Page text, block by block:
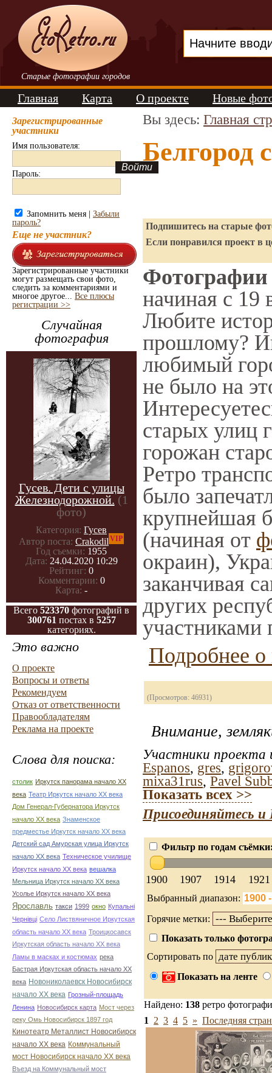
Старые фотографии городов
Главная Карта О проекте Новые
Зарегистрированные
участники
Имя пользователя:
Пароль:
Запомнить меня | Забыли
пароль?
Еще не участник?
Зарегистрированные участники
могут размещать свои фото,
следить за комментариями и
многое другое... Все плюсы
регистрации >>
Случайная
фотография
Гусев. Дети с улицы
Железнодорожной. (1
фото)
Категория: Гусев
Автор поста: Crakodil VIP
Год съемки: 1955
Дата: 24.04.2020 10:29
Рейтинг: 0
Комментарии: 0
Карта: -
Всего 523370 фотографий в
300761 постах в 5257
категориях.
Это важно
О проекте
Вопросы и ответы
Рекомендуем
Отказ от ответственности
Правообладателям
Реклама на проекте
Слова для поиска:
столик Иркутск панорама начало ХХ
века Театр Иркутск начало ХХ века
Дом Генерал-Губернатора Иркутск
начало ХХ века Знаменское
предместье Иркутск начало ХХ века
Детский сад Амурская улица Иркутск
начало ХХ века Техническое училище
Иркутск начало ХХ века вешалка
Мельница Иркутск начало ХХ века
Усолье Иркутск начало ХХ века
Ярославль такси 1999 окно Купальні
Чернівці Село Листвяничное Иркутская
область начало ХХ века Троицкосавск
Иркутская область начало ХХ века
Ламы в масках и костюмах река
Бастрая Иркутская область начало ХХ
века Новониколаевск Новосибирск
начало ХХ века Грозный-площадь
Ленина Новосибирск карта Мост через
реку Омь Новосибирск 1897 год
Кинотеатр Металлист Новосибирск
начало ХХ века Коммунальный
мост Новосибирск начало ХХ века
Въезд на Коммунальный мост
Вы здесь: Главная
Белгород
Подпишитесь на старые
Если понравился проект в
Фотографии
начиная с 19
Любите
прошлому?
любимый
не было на
старых улиц
горожан
Ретро
было
крупнейшая
(начиная от
окраин),
заканчивая
других
участниками
Подробнее о
(Просмотров: 46931)
Внимание,
Участники проекта
Espanos, gres,
mixa31rus, Pavel
Показать всех >>
Присоединяйтесь
Фильтр по годам
1900 1907 1914 1921
Выбранный диапазон:
Горячие метки:
Показать только
Сортировать по
Показать на ленте
Найдено: 138 ретро
1
2 3 4 5 » Последняя